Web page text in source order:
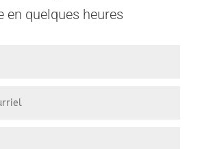
en quelques heures